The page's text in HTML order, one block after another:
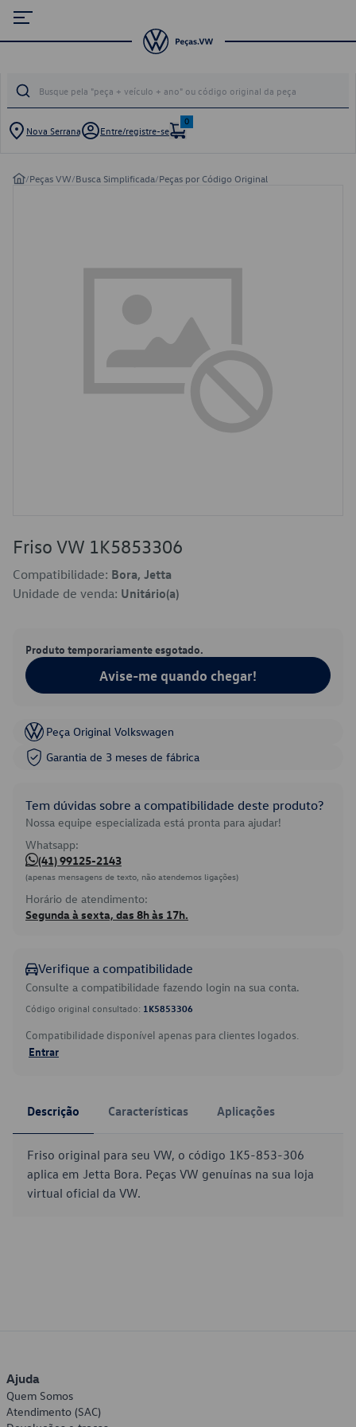
Nova Serrana Entre/registre-se
0
/Peças VW/Busca Simplificada/Peças por Código Original
Friso VW 1K5853306
Compatibilidade: Bora, Jetta
Unidade de venda: Unitário(a)
Produto temporariamente esgotado.
Avise-me quando chegar!
Peça Original Volkswagen
Garantia de 3 meses de fábrica
Tem dúvidas sobre a compatibilidade deste produto?
Nossa equipe especializada está pronta para ajudar!
Whatsapp:
(41) 99125-2143
(apenas mensagens de texto, não atendemos ligações)
Horário de atendimento:
Segunda à sexta, das 8h às 17h.
Verifique a compatibilidade
Consulte a compatibilidade fazendo login na sua conta.
Código original consultado: 1K5853306
Compatibilidade disponível apenas para clientes logados.
Entrar
Descrição Características Aplicações
Friso original para seu VW, o código 1K5-853-306
aplica em Jetta Bora. Peças VW genuínas na sua loja
virtual oficial da VW.
Ajuda
Quem Somos
Atendimento (SAC)